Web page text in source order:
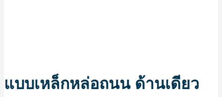
แบบเหล็กหล่อถนน ด้านเดียว